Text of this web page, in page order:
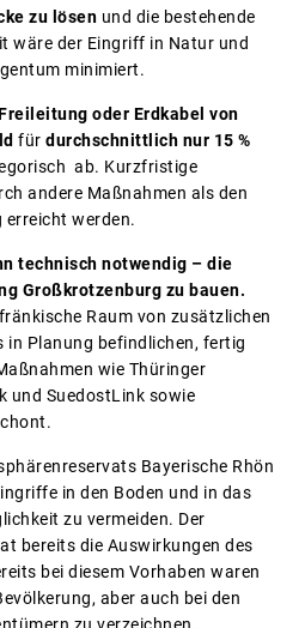
zu lösen und die bestehende
wäre der Eingriff in Natur und
minimiert.
oder Erdkabel von
für durchschnittlich nur 15 %
ab. Kurzfristige
andere Maßnahmen als den
erreicht werden.
technisch notwendig – die
Großkrotzenburg zu bauen.
Raum von zusätzlichen
in Planung befindlichen, fertig
wie Thüringer
und SuedostLink sowie
Bayerische Rhön
in den Boden und in das
zu vermeiden. Der
bereits die Auswirkungen des
bei diesem Vorhaben waren
aber auch bei den
zu verzeichnen.